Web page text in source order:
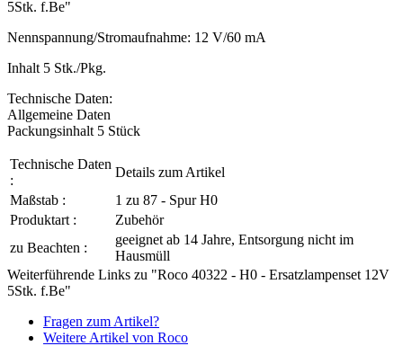
5Stk. f.Be"
Nennspannung/Stromaufnahme: 12 V/60 mA
Inhalt 5 Stk./Pkg.
Technische Daten:
Allgemeine Daten
Packungsinhalt 5 Stück
Technische Daten
:
Details zum Artikel
Maßstab :
1 zu 87 - Spur H0
Produktart :
Zubehör
zu Beachten :
geeignet ab 14 Jahre, Entsorgung nicht im
Hausmüll
Weiterführende Links zu "Roco 40322 - H0 - Ersatzlampenset 12V
5Stk. f.Be"
Fragen zum Artikel?
Weitere Artikel von Roco